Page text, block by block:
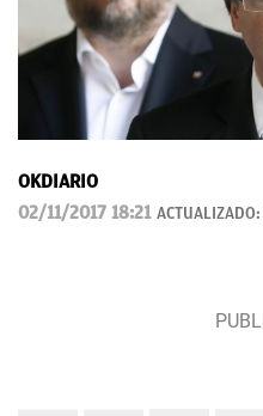
OKDIARIO
02/11/2017 18:21 ACTUALIZADO: